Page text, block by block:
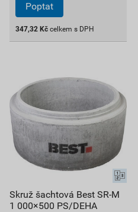
Poptat
347,32 Kč celkem s DPH
Skruž šachtová Best SR-M
1 000×500 PS/DEHA